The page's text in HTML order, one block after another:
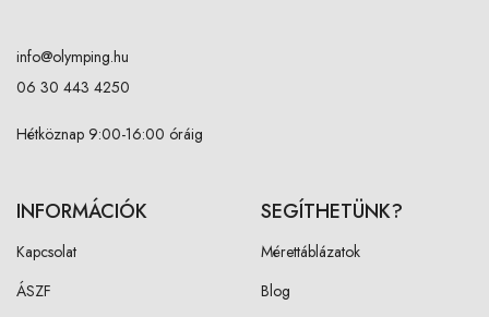
info@olymping.hu
06 30 443 4250
Hétköznap 9:00-16:00 óráig
INFORMÁCIÓK
Kapcsolat
ÁSZF
SEGÍTHETÜNK?
Mérettáblázatok
Blog